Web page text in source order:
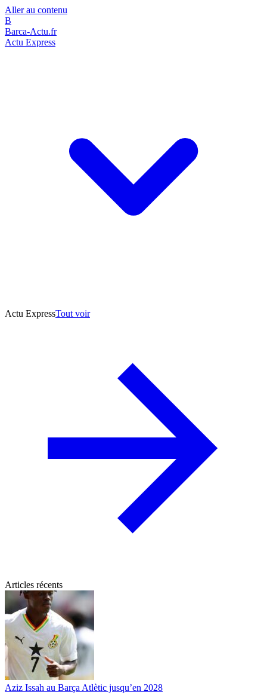
Aller au contenu
B
Barca-Actu.fr
Actu Express
Actu ExpressTout voir
Articles récents
Aziz Issah au Barça Atlètic jusqu’en 2028